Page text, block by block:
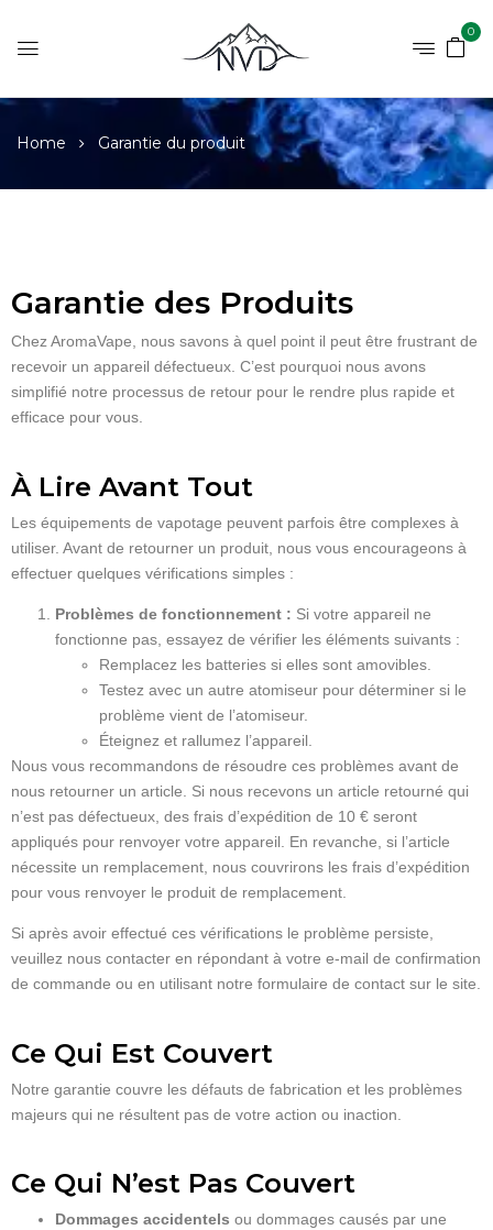
0
Home Garantie du produit
Garantie des Produits
Chez AromaVape, nous savons à quel point il peut être frustrant de
recevoir un appareil défectueux. C’est pourquoi nous avons
simplifié notre processus de retour pour le rendre plus rapide et
efficace pour vous.
À Lire Avant Tout
Les équipements de vapotage peuvent parfois être complexes à
utiliser. Avant de retourner un produit, nous vous encourageons à
effectuer quelques vérifications simples :
Problèmes de fonctionnement : Si votre appareil ne
fonctionne pas, essayez de vérifier les éléments suivants :
Remplacez les batteries si elles sont amovibles.
Testez avec un autre atomiseur pour déterminer si le
problème vient de l’atomiseur.
Éteignez et rallumez l’appareil.
Nous vous recommandons de résoudre ces problèmes avant de
nous retourner un article. Si nous recevons un article retourné qui
n’est pas défectueux, des frais d’expédition de 10 € seront
appliqués pour renvoyer votre appareil. En revanche, si l’article
nécessite un remplacement, nous couvrirons les frais d’expédition
pour vous renvoyer le produit de remplacement.
Si après avoir effectué ces vérifications le problème persiste,
veuillez nous contacter en répondant à votre e-mail de confirmation
de commande ou en utilisant notre formulaire de contact sur le site.
Ce Qui Est Couvert
Notre garantie couvre les défauts de fabrication et les problèmes
majeurs qui ne résultent pas de votre action ou inaction.
Ce Qui N’est Pas Couvert
Dommages accidentels ou dommages causés par une